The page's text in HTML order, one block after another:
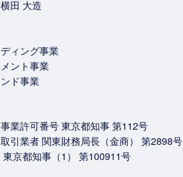
田 大造
ィング事業
ント事業
ド事業
業許可番号 東京都知事 第112号
引業者 関東財務局長（金商） 第2898号
東京都知事（1） 第100911号